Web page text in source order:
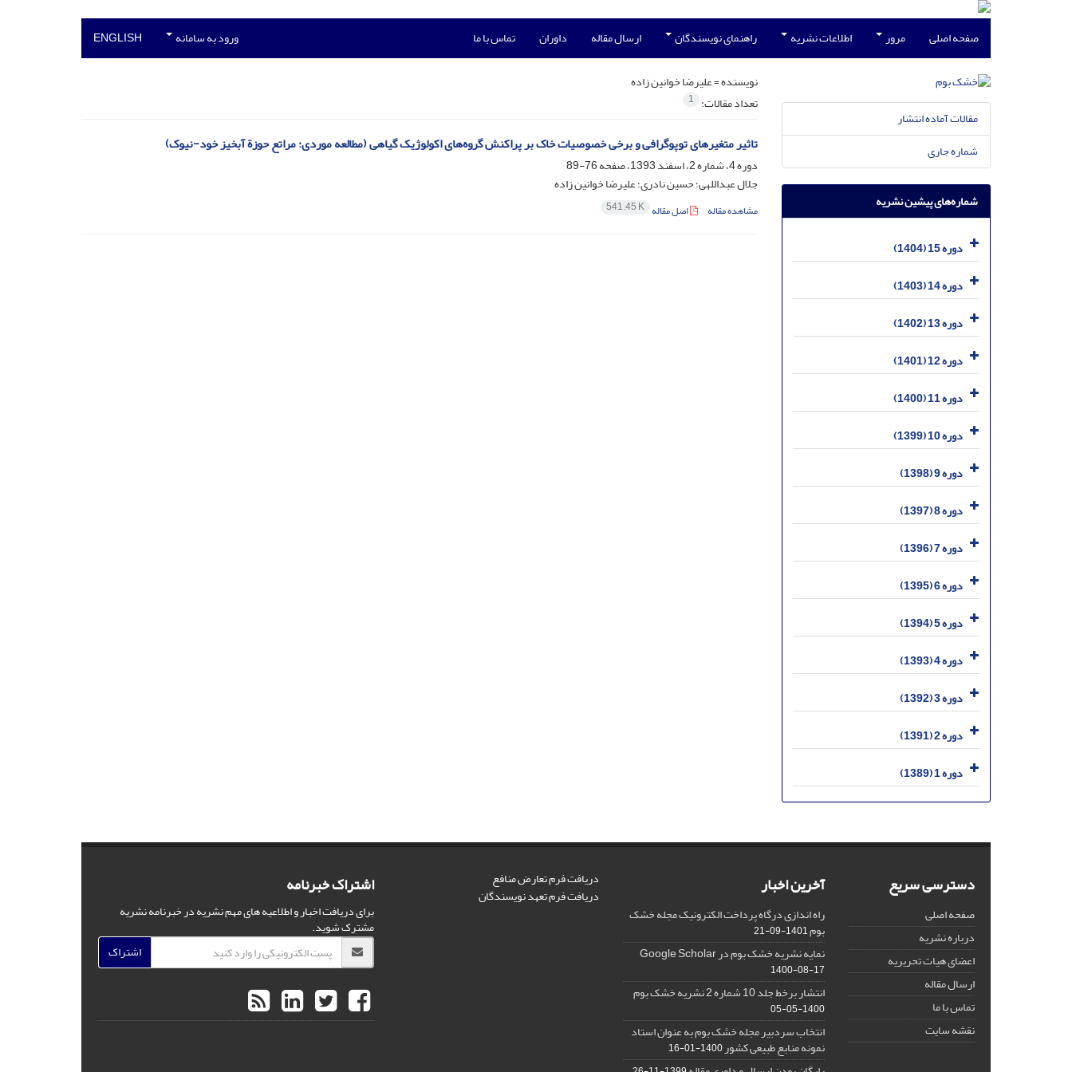
صفحه اصلی مرور اطلاعات نشریه راهنمای نویسندگان ارسال مقاله داوران تماس با ما ورود به سامانه ENGLISH
نویسنده =علیرضا خوانین زاده
تعداد مقالات: 1
تاثیر متغیرهای توپوگرافی و برخی خصوصیات خاک بر پراکنش گروه‌های اکولوژیک گیاهی (مطالعه موردی: مراتع حوزة آبخیز خود-نیوک)
دوره 4، شماره 2، اسفند 1393، صفحه
76-89
جلال عبداللهی؛ حسین نادری؛ علیرضا خوانین زاده
مشاهده مقاله اصل مقاله 541.45 K
مقالات آماده انتشار
شماره جاری
شماره‌های پیشین نشریه
دوره 15 (1404)
دوره 14 (1403)
دوره 13 (1402)
دوره 12 (1401)
دوره 11 (1400)
دوره 10 (1399)
دوره 9 (1398)
دوره 8 (1397)
دوره 7 (1396)
دوره 6 (1395)
دوره 5 (1394)
دوره 4 (1393)
دوره 3 (1392)
دوره 2 (1391)
دوره 1 (1389)
دسترسی سریع
صفحه اصلی
درباره نشریه
اعضای هیات تحریریه
ارسال مقاله
تماس با ما
نقشه سایت
آخرین اخبار
راه اندازی درگاه پرداخت الکترونیک مجله خشک
بوم1401-09-21
نمایه نشریه خشک بوم در Google Scholar
1400-08-17
انتشار برخط جلد 10 شماره 2 نشریه خشک بوم
1400-05-05
انتخاب سردبیر مجله خشک بوم به عنوان استاد
نمونه منابع طبیعی کشور1400-01-16
دریافت فرم تعارض منافع
دریافت فرم تعهد نویسندگان اشتراک خبرنامه
برای دریافت اخبار و اطلاعیه های مهم نشریه در خبرنامه نشریه
مشترک شوید.
اشتراک